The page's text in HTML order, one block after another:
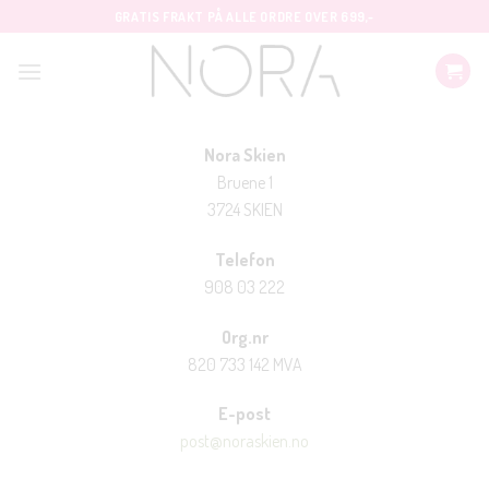
Nora Skien
Bruene 1
3724 SKIEN
Telefon
908 03 222
Org.nr
820 733 142 MVA
E-post
post@noraskien.no